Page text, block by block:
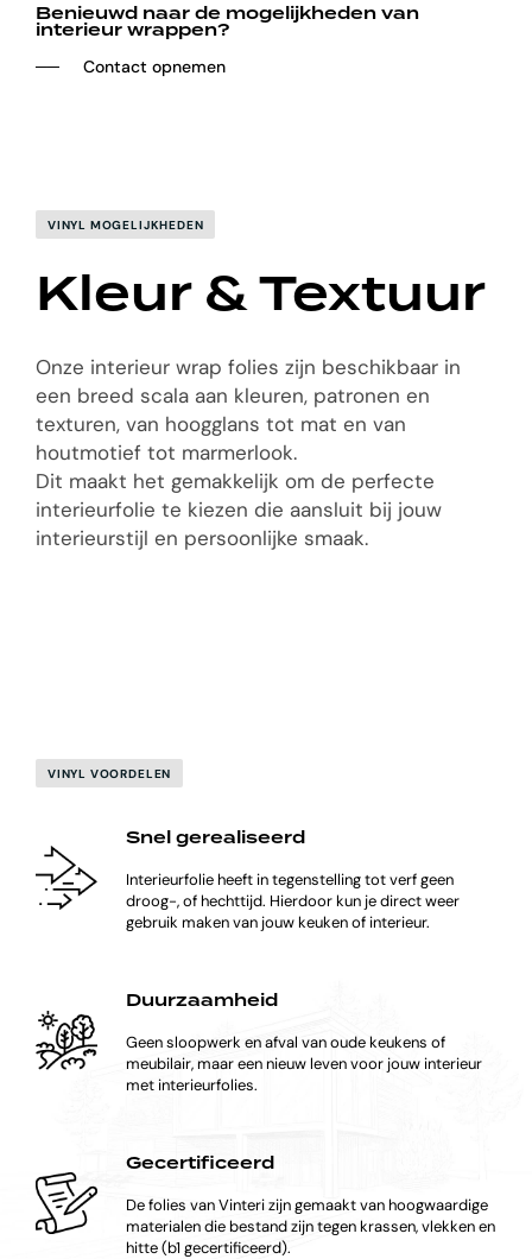
Benieuwd naar de mogelijkheden van
interieur wrappen?
──‏‏‎ ‎‏‏‎ ‎‏‏‎ ‎‏‏‎ ‎‏‏‎ Contact opnemen
VINYL MOGELIJKHEDEN
Kleur & Textuur
Onze interieur wrap folies zijn beschikbaar in
een breed scala aan kleuren, patronen en
texturen, van hoogglans tot mat en van
houtmotief tot marmerlook.
Dit maakt het gemakkelijk om de perfecte
interieurfolie te kiezen die aansluit bij jouw
interieurstijl en persoonlijke smaak.
VINYL VOORDELEN
Snel gerealiseerd
Interieurfolie heeft in tegenstelling tot verf geen
droog-, of hechttijd. Hierdoor kun je direct weer
gebruik maken van jouw keuken of interieur.
Duurzaamheid
Geen sloopwerk en afval van oude keukens of
meubilair, maar een nieuw leven voor jouw interieur
met interieurfolies.
Gecertificeerd
De folies van Vinteri zijn gemaakt van hoogwaardige
materialen die bestand zijn tegen krassen, vlekken en
hitte (b1 gecertificeerd).